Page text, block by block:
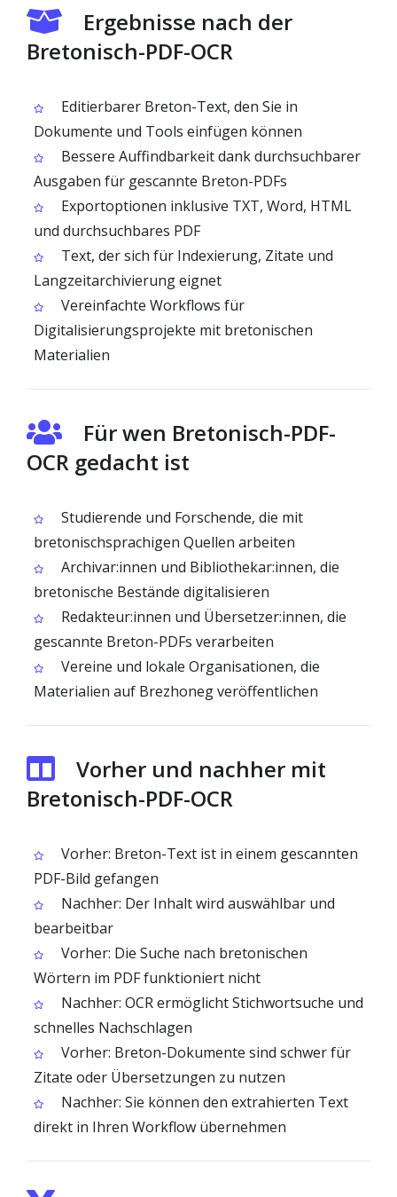
Ergebnisse nach der
Bretonisch-PDF-OCR
Editierbarer Breton-Text, den Sie in
Dokumente und Tools einfügen können
Bessere Auffindbarkeit dank durchsuchbarer
Ausgaben für gescannte Breton-PDFs
Exportoptionen inklusive TXT, Word, HTML
und durchsuchbares PDF
Text, der sich für Indexierung, Zitate und
Langzeitarchivierung eignet
Vereinfachte Workflows für
Digitalisierungsprojekte mit bretonischen
Materialien
Für wen Bretonisch-PDF-
OCR gedacht ist
Studierende und Forschende, die mit
bretonischsprachigen Quellen arbeiten
Archivar:innen und Bibliothekar:innen, die
bretonische Bestände digitalisieren
Redakteur:innen und Übersetzer:innen, die
gescannte Breton-PDFs verarbeiten
Vereine und lokale Organisationen, die
Materialien auf Brezhoneg veröffentlichen
Vorher und nachher mit
Bretonisch-PDF-OCR
Vorher: Breton-Text ist in einem gescannten
PDF-Bild gefangen
Nachher: Der Inhalt wird auswählbar und
bearbeitbar
Vorher: Die Suche nach bretonischen
Wörtern im PDF funktioniert nicht
Nachher: OCR ermöglicht Stichwortsuche und
schnelles Nachschlagen
Vorher: Breton-Dokumente sind schwer für
Zitate oder Übersetzungen zu nutzen
Nachher: Sie können den extrahierten Text
direkt in Ihren Workflow übernehmen